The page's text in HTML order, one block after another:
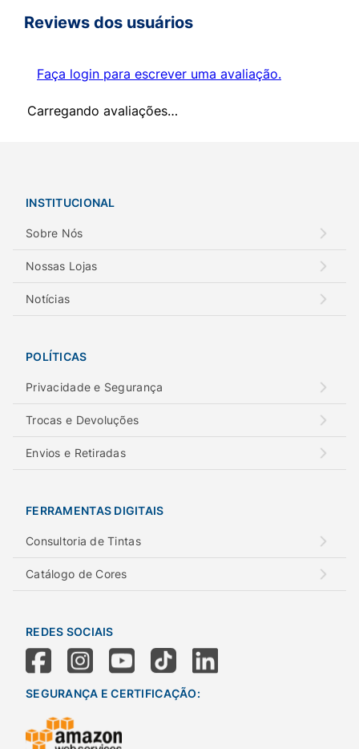
Reviews dos usuários
Faça login para escrever uma avaliação.
Carregando avaliações…
INSTITUCIONAL
Sobre Nós
Nossas Lojas
Notícias
POLÍTICAS
Privacidade e Segurança
Trocas e Devoluções
Envios e Retiradas
FERRAMENTAS DIGITAIS
Consultoria de Tintas
Catálogo de Cores
REDES SOCIAIS
SEGURANÇA E CERTIFICAÇÃO: